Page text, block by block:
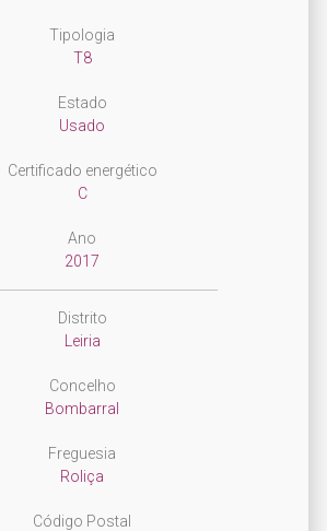
Tipologia
T8
Estado
Usado
Certificado energético
C
Ano
2017
Distrito
Leiria
Concelho
Bombarral
Freguesia
Roliça
Código Postal